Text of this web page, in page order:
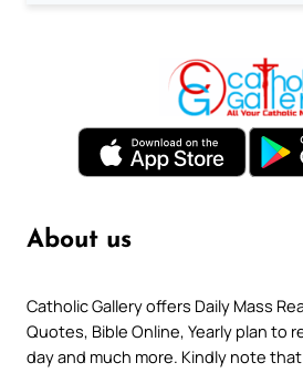
About us
Catholic Gallery offers Daily Mass
Quotes, Bible Online, Yearly plan to
day and much more. Kindly note